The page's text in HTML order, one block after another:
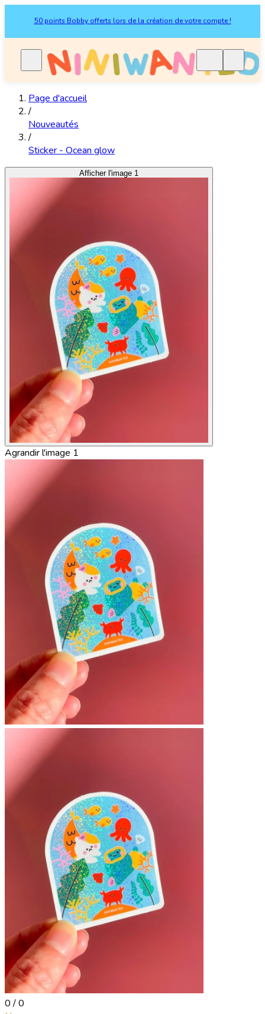
50 points Bobby offerts lors de la création de votre compte !
Page d'accueil
/
Nouveautés
/
Sticker - Ocean glow
Afficher l'image 1
Agrandir l'image 1
0 / 0